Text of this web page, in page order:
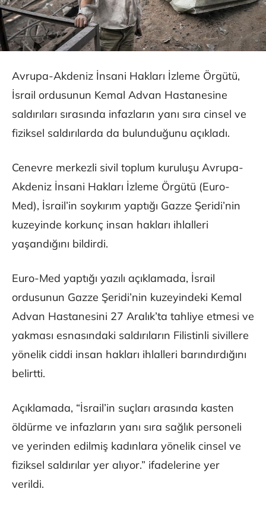
Avrupa-Akdeniz İnsani Hakları İzleme Örgütü,
İsrail ordusunun Kemal Advan Hastanesine
saldırıları sırasında infazların yanı sıra cinsel ve
fiziksel saldırılarda da bulunduğunu açıkladı.
Cenevre merkezli sivil toplum kuruluşu Avrupa-
Akdeniz İnsani Hakları İzleme Örgütü (Euro-
Med), İsrail’in soykırım yaptığı Gazze Şeridi’nin
kuzeyinde korkunç insan hakları ihlalleri
yaşandığını bildirdi.
Euro-Med yaptığı yazılı açıklamada, İsrail
ordusunun Gazze Şeridi’nin kuzeyindeki Kemal
Advan Hastanesini 27 Aralık’ta tahliye etmesi ve
yakması esnasındaki saldırıların Filistinli sivillere
yönelik ciddi insan hakları ihlalleri barındırdığını
belirtti.
Açıklamada, “İsrail’in suçları arasında kasten
öldürme ve infazların yanı sıra sağlık personeli
ve yerinden edilmiş kadınlara yönelik cinsel ve
fiziksel saldırılar yer alıyor.” ifadelerine yer
verildi.